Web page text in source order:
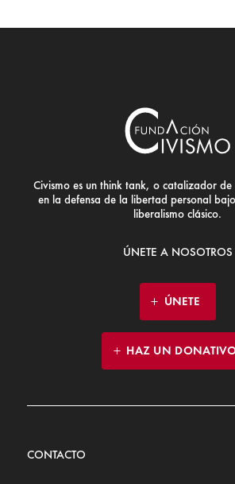
Civismo es un think tank, o catalizador
en la defensa de la libertad personal
liberalismo clásico.
ÚNETE A NOSOTROS
ÚNETE
HAZ UN
CONTACTO